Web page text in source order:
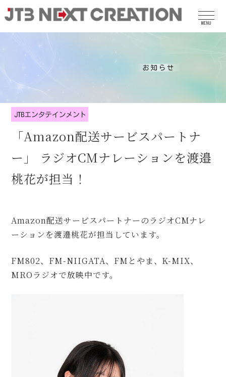
MENU
「Amazon配送サービスパートナ
ー」 ラジオCMナレーションを渡邉
桃花が担当！
Amazon配送サービスパートナーのラジオCMナレ
ーションを渡邉桃花が担当しています。
FM802、FM-NIIGATA、FMとやま、K-MIX、
MROラジオで放映中です。